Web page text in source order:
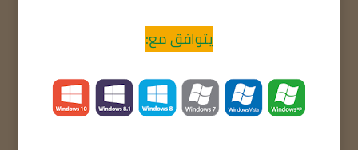
يتوافق مع: